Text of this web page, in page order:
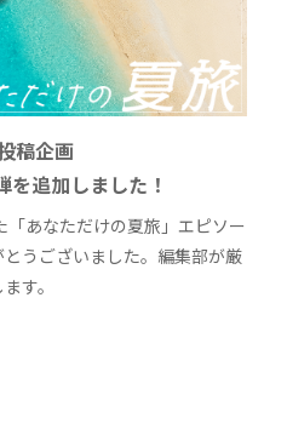
稿企画
を追加しました！
「あなただけの夏旅」エピソー
うございました。編集部が厳
す。